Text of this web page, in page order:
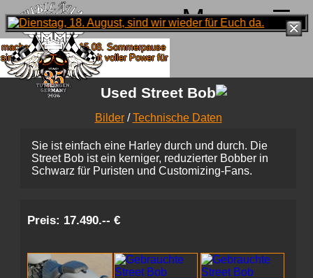
Menu
von 4. bis 15.08. Sommerpause
ab 18.08. wieder mit voller Power für
Euch da!
Used Street Bob
Bilder/Technische Daten
Sie ist einfach eine Harley durch und durch. Die
Street Bob ist ein kerniger, reduzierter Bobber in
Schwarz für Puristen und Customizing-Fans.
Preis: 17.490.-- €